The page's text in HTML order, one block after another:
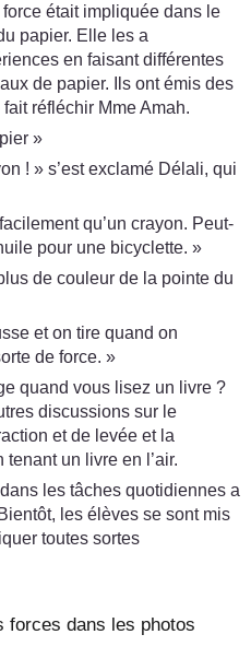
était impliquée dans le
papier. Elle les a
en faisant différentes
de papier. Ils ont émis des
réfléchir Mme Amah.
»
! » s’est exclamé Délali, qui
qu’un crayon. Peut-
pour une bicyclette. »
de couleur de la pointe du
et on tire quand on
de force. »
quand vous lisez un livre ?
discussions sur le
et de levée et la
un livre en l’air.
les tâches quotidiennes a
les élèves se sont mis
toutes sortes
forces dans les photos